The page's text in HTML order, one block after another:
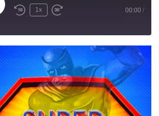
Episode
Rewind 10 Seconds
1x
Fast Forward 30 seconds
00:00 /